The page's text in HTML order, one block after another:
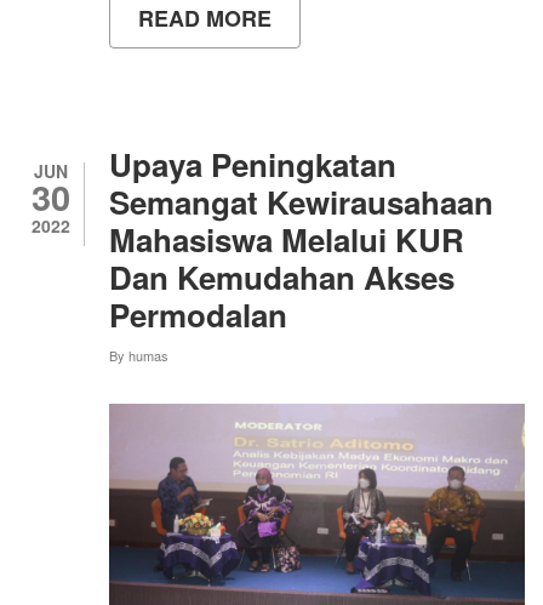
READ MORE
HASIL
BERMANFAAT
BAGI
MASYARAKAT
JUN
30
2022
Upaya Peningkatan
Semangat Kewirausahaan
Mahasiswa Melalui KUR
Dan Kemudahan Akses
Permodalan
By humas